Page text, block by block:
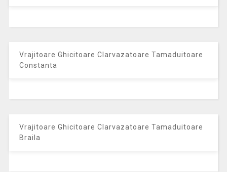
Vrajitoare Ghicitoare Clarvazatoare Tamaduitoare
Constanta
Vrajitoare Ghicitoare Clarvazatoare Tamaduitoare
Braila